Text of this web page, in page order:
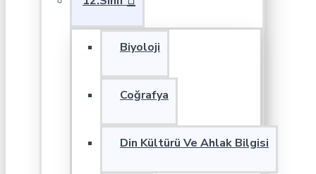
Biyoloji
Coğrafya
Din Kültürü Ve Ahlak Bilgisi